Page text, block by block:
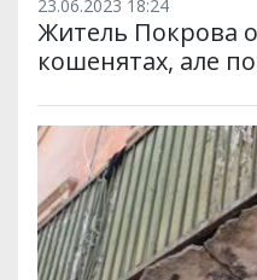
23.06.2023 18:24
Житель Покрова
кошенятах, але